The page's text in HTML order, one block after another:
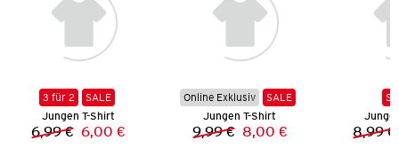
3 für 2
SALE
Jungen T-Shirt
Vorheriger Preis:
6,99 € Neuer Preis:
6,00 €
Online Exklusiv
SALE
Jungen T-Shirt
Vorheriger Preis:
9,99 € Neuer Preis:
8,00 € 8,99 €